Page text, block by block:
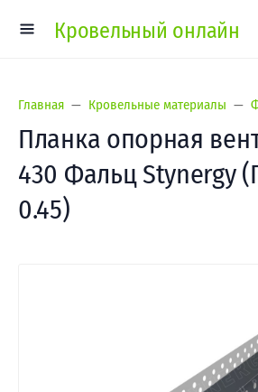
Кровельный онлайн
Главная Кровельные материалы
Планка опорная
430 Фальц Stynergy
0.45)